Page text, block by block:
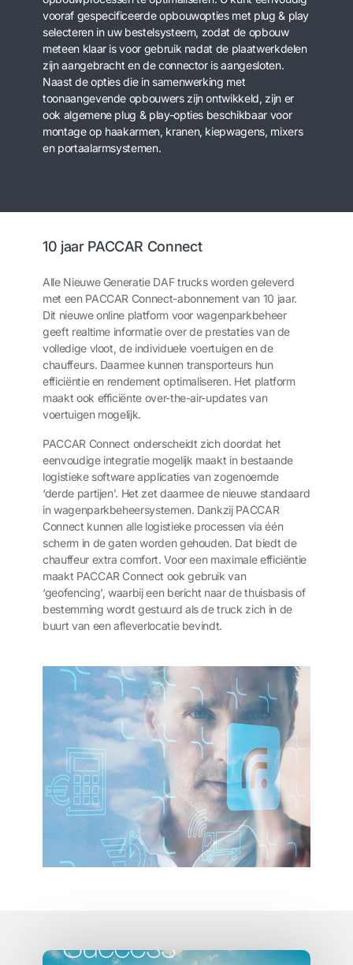
vooraf gespecificeerde opbouwopties met plug & play
selecteren in uw bestelsysteem, zodat de opbouw
meteen klaar is voor gebruik nadat de plaatwerkdelen
zijn aangebracht en de connector is aangesloten.
Naast de opties die in samenwerking met
toonaangevende opbouwers zijn ontwikkeld, zijn er
ook algemene plug & play-opties beschikbaar voor
montage op haakarmen, kranen, kiepwagens, mixers
en portaalarmsystemen.
10 jaar PACCAR Connect
Alle Nieuwe Generatie DAF trucks worden geleverd
met een PACCAR Connect-abonnement van 10 jaar.
Dit nieuwe online platform voor wagenparkbeheer
geeft realtime informatie over de prestaties van de
volledige vloot, de individuele voertuigen en de
chauffeurs. Daarmee kunnen transporteurs hun
efficiëntie en rendement optimaliseren. Het platform
maakt ook efficiënte over-the-air-updates van
voertuigen mogelijk.
PACCAR Connect onderscheidt zich doordat het
eenvoudige integratie mogelijk maakt in bestaande
logistieke software applicaties van zogenoemde
‘derde partijen’. Het zet daarmee de nieuwe standaard
in wagenparkbeheersystemen. Dankzij PACCAR
Connect kunnen alle logistieke processen via één
scherm in de gaten worden gehouden. Dat biedt de
chauffeur extra comfort. Voor een maximale efficiëntie
maakt PACCAR Connect ook gebruik van
‘geofencing’, waarbij een bericht naar de thuisbasis of
bestemming wordt gestuurd als de truck zich in de
buurt van een afleverlocatie bevindt.